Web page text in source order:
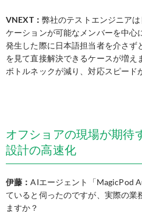
VNEXT： 弊社のテストエンジニア
ケーションが可能なメンバーを中心
発生した際に日本語担当者を介さず
を見て直接解決できるケースが増え
ボトルネックが減り、対応スピード
オフショアの現場が期待
設計の高速化
伊藤：AIエージェント「MagicPod
ていると伺ったのですが、実際の業
ますか？